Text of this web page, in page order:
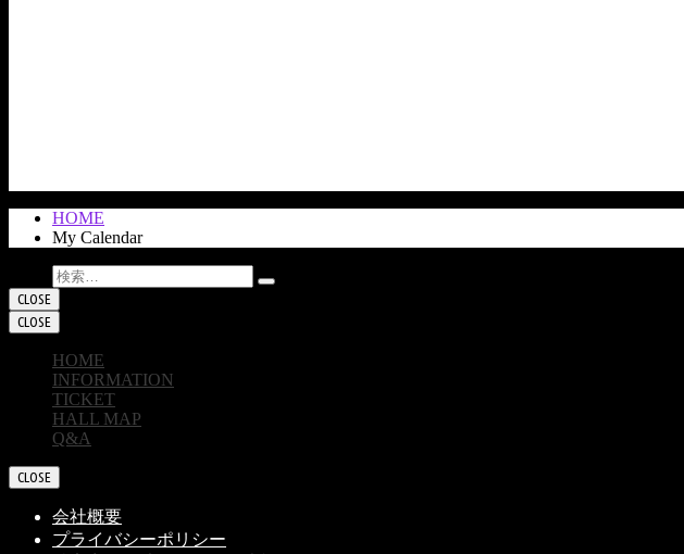
HOME
My Calendar
CLOSE
CLOSE
HOME
INFORMATION
TICKET
HALL MAP
Q&A
CLOSE
会社概要
プライバシーポリシー